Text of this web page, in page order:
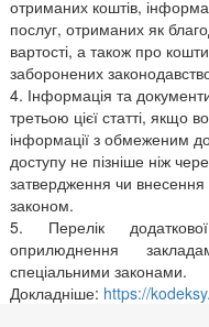
отриманих коштів,
послуг, отриманих як
вартості, а також про
заборонених
4. Інформація та
третьою цієї статті, якщо
інформації з обмеженим
доступу не пізніше ніж
затвердження чи
законом.
5. Перелік
оприлюднення
спеціальними законами.
Докладніше: https://